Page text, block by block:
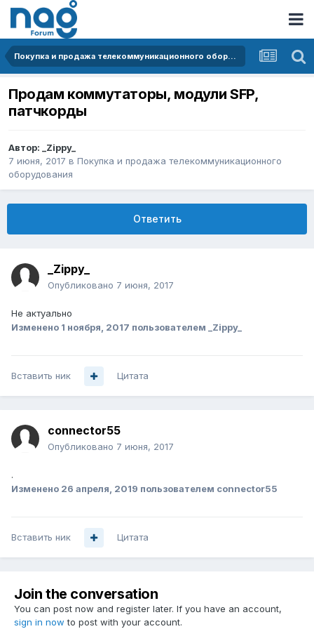
Покупка и продажа телекоммуникационного оборудования
Продам коммутаторы, модули SFP,
патчкорды
Автор: _Zippy_
7 июня, 2017 в Покупка и продажа телекоммуникационного
оборудования
Ответить
_Zippy_
Опубликовано 7 июня, 2017
Не актуально
Изменено 1 ноября, 2017 пользователем _Zippy_
Вставить ник Цитата
connector55
Опубликовано 7 июня, 2017
.
Изменено 26 апреля, 2019 пользователем connector55
Вставить ник Цитата
Join the conversation
You can post now and register later. If you have an account,
sign in now to post with your account.